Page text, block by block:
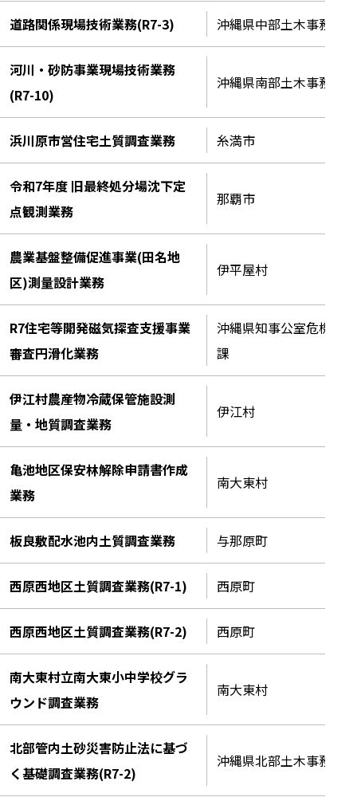
道路関係現場技術業務(R7-3) 沖縄県中部土木事務所
河川・砂防事業現場技術業務
(R7-10)
沖縄県南部土木事務所
浜川原市営住宅土質調査業務 糸満市
令和7年度 旧最終処分場沈下定
点観測業務
那覇市
農業基盤整備促進事業(田名地
区)測量設計業務
伊平屋村
R7住宅等開発磁気探査支援事業
審査円滑化業務
沖縄県知事公室危機管理
課
伊江村農産物冷蔵保管施設測
量・地質調査業務
伊江村
亀池地区保安林解除申請書作成
業務
南大東村
板良敷配水池内土質調査業務 与那原町
西原西地区土質調査業務(R7-1) 西原町
西原西地区土質調査業務(R7-2) 西原町
南大東村立南大東小中学校グラ
ウンド調査業務
南大東村
北部管内土砂災害防止法に基づ
く基礎調査業務(R7-2)
沖縄県北部土木事務所